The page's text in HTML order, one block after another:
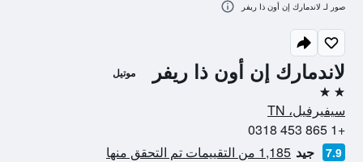
لاندمارك إن أون ذا ريفر موتيل
2 نجمتين
سيفيرفيل، TN
+1 865 453 0318
7.9 جيد 1,185 من التقييمات تم التحقق منها
صور لـ لاندمارك إن أون ذا ريفر